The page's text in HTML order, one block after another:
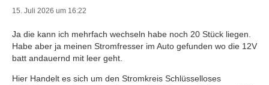
15. Juli 2026 um 16:22
Ja die kann ich mehrfach wechseln habe noch 20 Stück liegen.
Habe aber ja meinen Stromfresser im Auto gefunden wo die 12V
batt andauernd mit leer geht.
Hier Handelt es sich um den Stromkreis Schlüsselloses